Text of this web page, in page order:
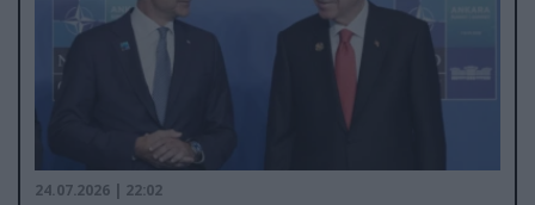
24.07.2026 | 22:02